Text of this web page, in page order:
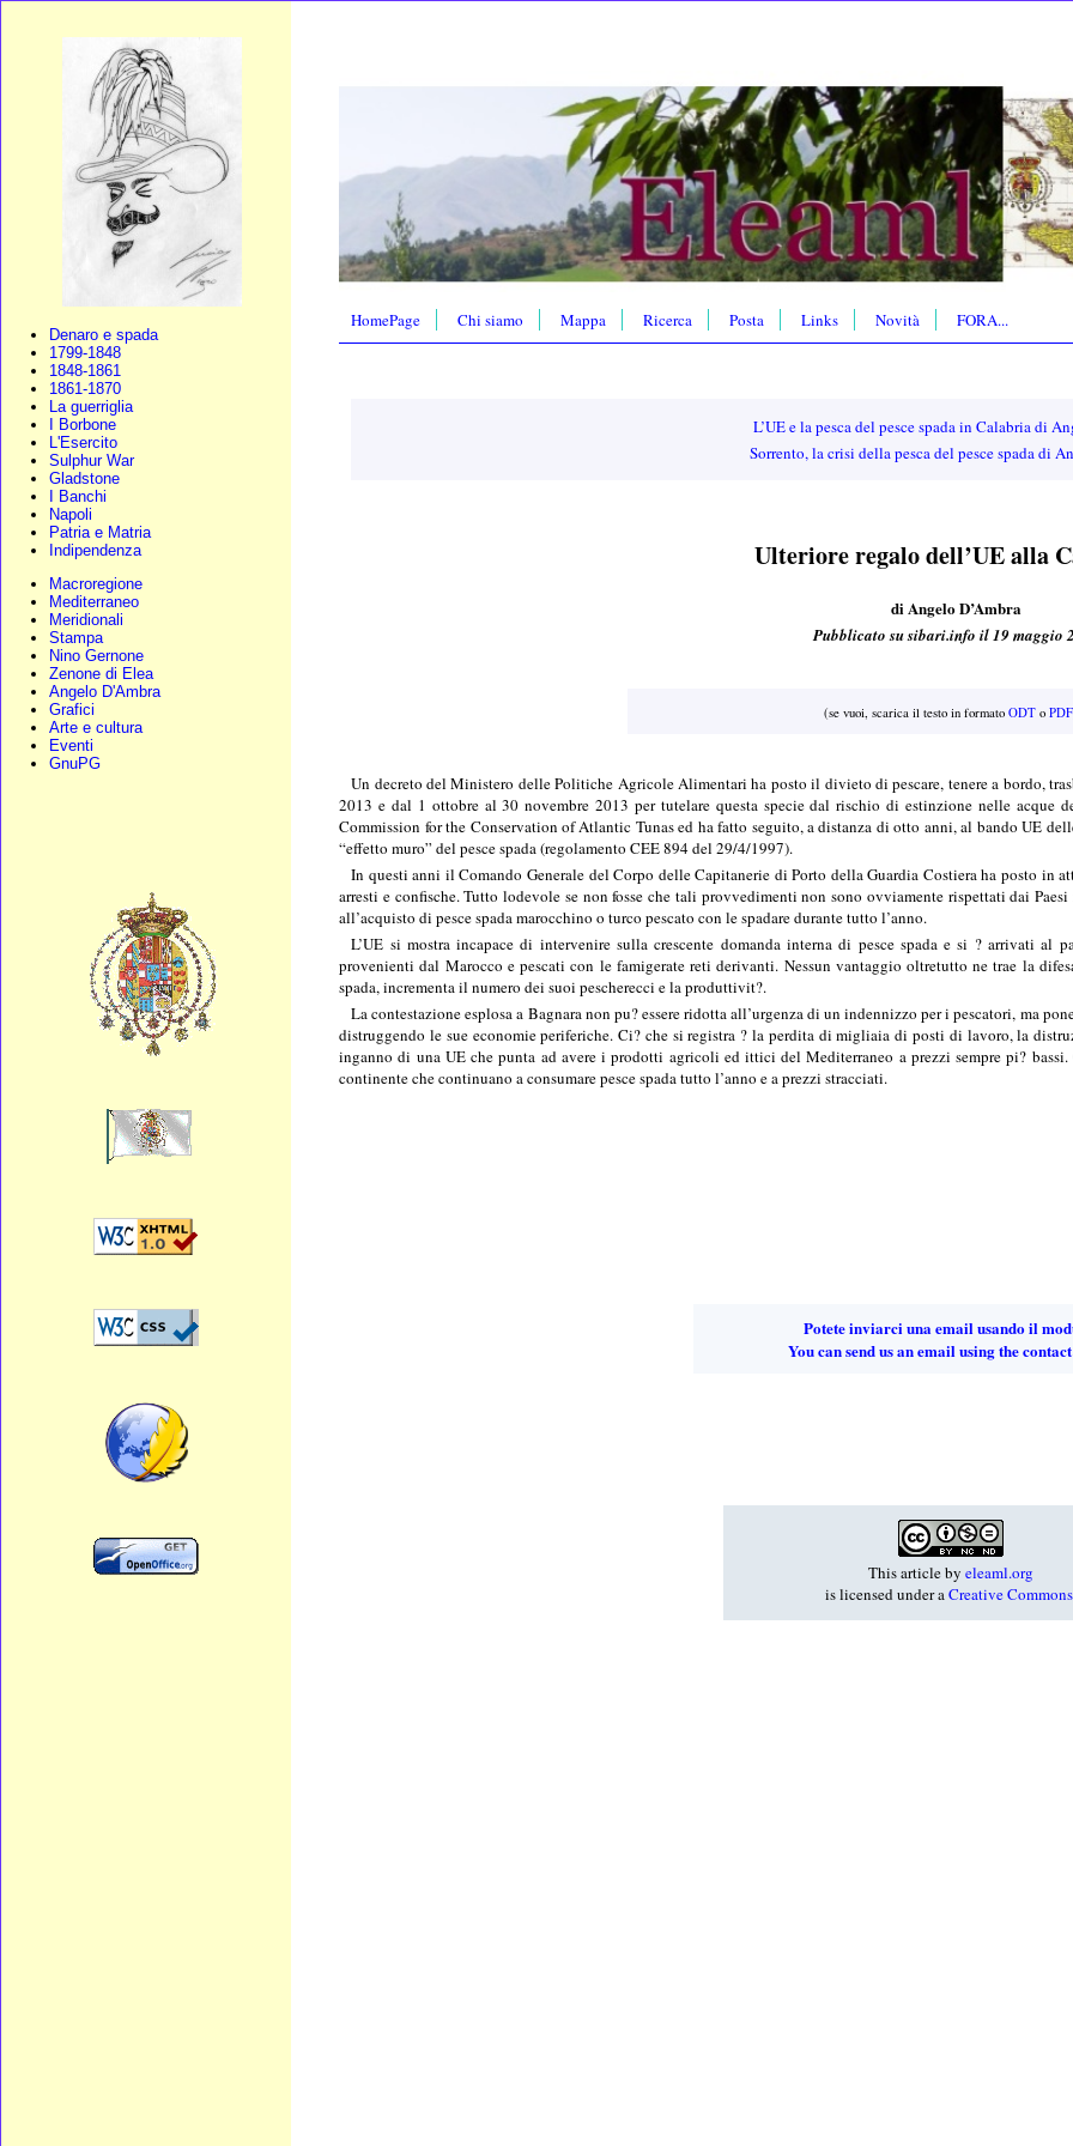
Denaro e spada
1799-1848
1848-1861
1861-1870
La guerriglia
I Borbone
L'Esercito
Sulphur War
Gladstone
I Banchi
Napoli
Patria e Matria
Indipendenza
Macroregione
Mediterraneo
Meridionali
Stampa
Nino Gernone
Zenone di Elea
Angelo D'Ambra
Grafici
Arte e cultura
Eventi
GnuPG
HomePage Chi siamo Mappa Ricerca Posta Links Novità FORA...
L’UE e la pesca del pesce spada in Calabria di
Sorrento, la crisi della pesca del pesce spada di
Ulteriore regalo dell’UE alla
di Angelo D’Ambra
Pubblicato su sibari.info il 19 maggio
(se vuoi, scarica il testo in formato ODTo
Un decreto del Ministero delle Politiche Agricole Alimentari ha posto il divieto di pescare, tenere a bordo,
2013 e dal 1 ottobre al 30 novembre 2013 per tutelare questa specie dal rischio di estinzione nelle acque
Commission for the Conservation of Atlantic Tunas ed ha fatto seguito, a distanza di otto anni, al bando UE
“effetto muro” del pesce spada (regolamento CEE 894 del 29/4/1997).
In questi anni il Comando Generale del Corpo delle Capitanerie di Porto della Guardia Costiera ha posto in
arresti e confische. Tutto lodevole se non fosse che tali provvedimenti non sono ovviamente rispettati dai
all’acquisto di pesce spada marocchino o turco pescato con le spadare durante tutto l’anno.
L’UE si mostra incapace di intervenire sulla crescente domanda interna di pesce spada e si ? arrivati al
provenienti dal Marocco e pescati con le famigerate reti derivanti. Nessun vantaggio oltretutto ne trae la
spada, incrementa il numero dei suoi pescherecci e la produttivit?.
La contestazione esplosa a Bagnara non pu? essere ridotta all’urgenza di un indennizzo per i pescatori, ma
distruggendo le sue economie periferiche. Ci? che si registra ? la perdita di migliaia di posti di lavoro, la
inganno di una UE che punta ad avere i prodotti agricoli ed ittici del Mediterraneo a prezzi sempre pi?
continente che continuano a consumare pesce spada tutto l’anno e a prezzi stracciati.
Potete inviarci una email usando il
You can send us an email using the
This articleby eleaml.org
is licensed under aCreative Commons